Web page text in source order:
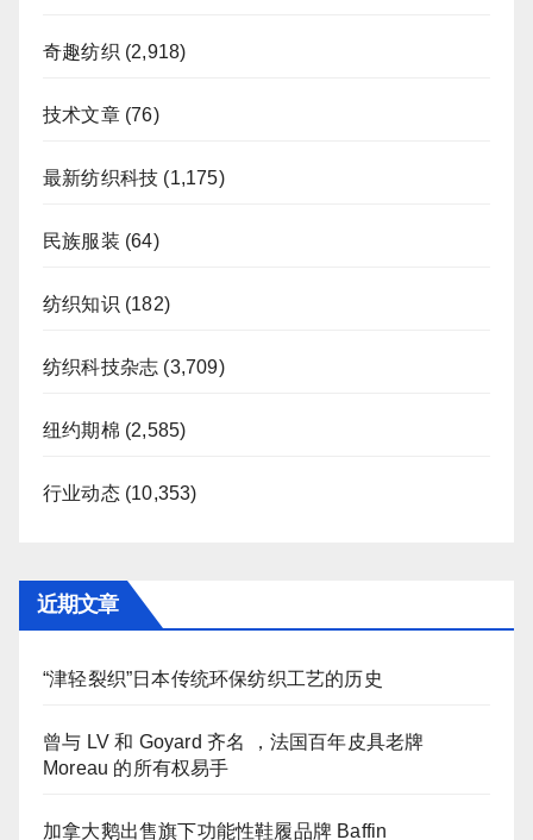
奇趣纺织 (2,918)
技术文章(76)
最新纺织科技 (1,175)
民族服装 (64)
纺织知识 (182)
纺织科技杂志 (3,709)
纽约期棉 (2,585)
行业动态(10,353)
近期文章
“津轻裂织”日本传统环保纺织工艺的历史
曾与 LV 和 Goyard 齐名 ，法国百年皮具老牌
Moreau 的所有权易手
加拿大鹅出售旗下功能性鞋履品牌 Baffin